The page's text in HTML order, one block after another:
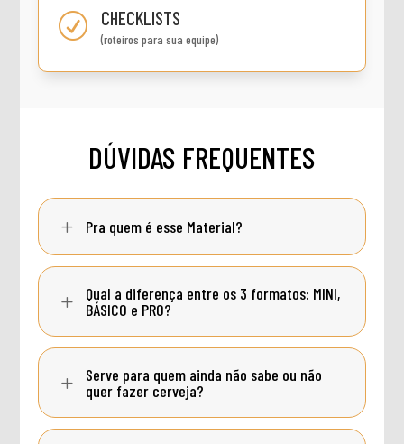
R CHECKLISTS
(roteiros para sua equipe)
DÚVIDAS FREQUENTES
L Pra quem é esse Material?
L
Qual a diferença entre os 3 formatos: MINI,
BÁSICO e PRO?
L
Serve para quem ainda não sabe ou não
quer fazer cerveja?